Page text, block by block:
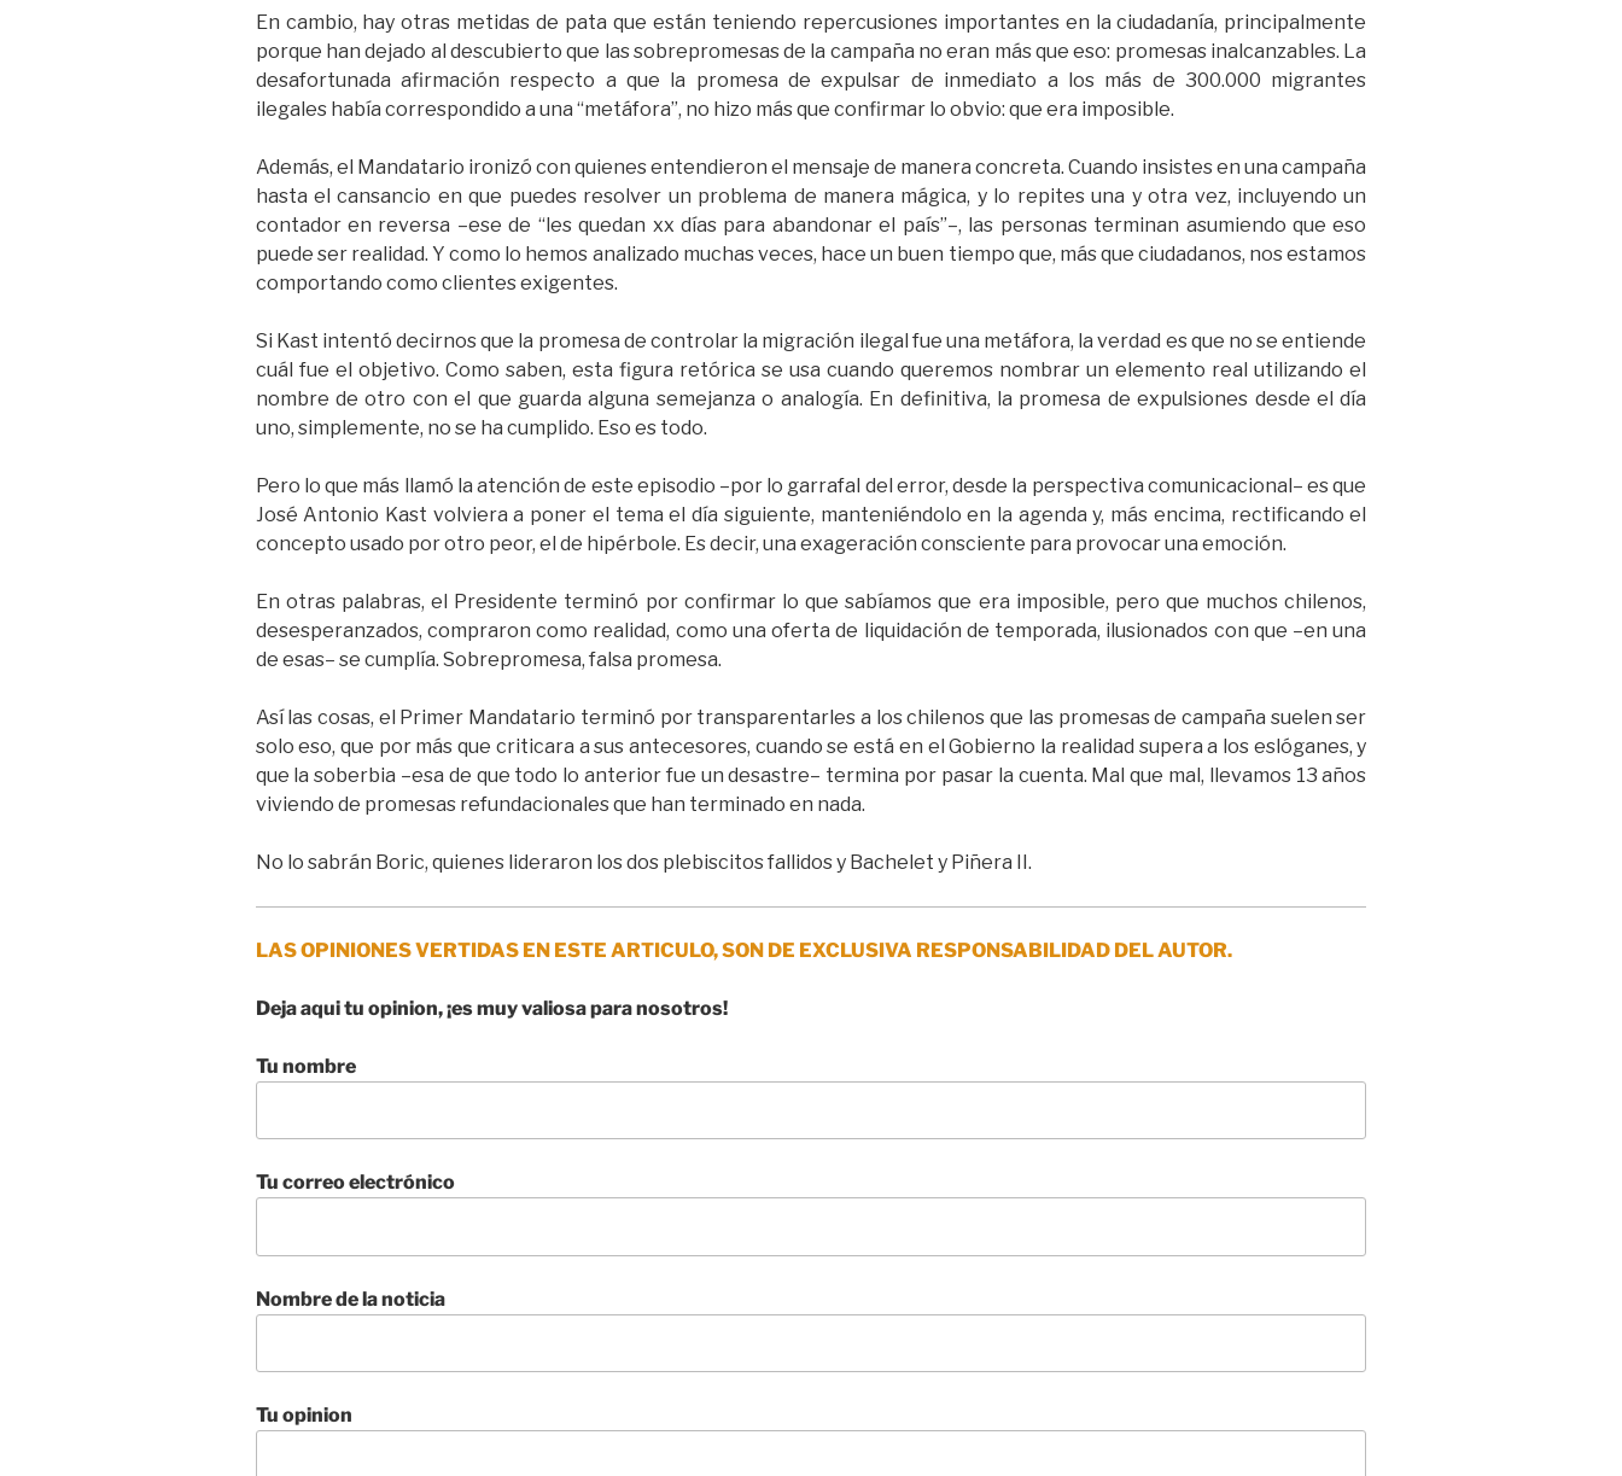
En cambio, hay otras metidas de pata que están teniendo repercusiones importantes en la ciudadanía, principalmente
porque han dejado al descubierto que las sobrepromesas de la campaña no eran más que eso: promesas inalcanzables. La
desafortunada afirmación respecto a que la promesa de expulsar de inmediato a los más de 300.000 migrantes
ilegales había correspondido a una “metáfora”, no hizo más que confirmar lo obvio: que era imposible.
Además, el Mandatario ironizó con quienes entendieron el mensaje de manera concreta. Cuando insistes en una campaña
hasta el cansancio en que puedes resolver un problema de manera mágica, y lo repites una y otra vez, incluyendo un
contador en reversa –ese de “les quedan xx días para abandonar el país”–, las personas terminan asumiendo que eso
puede ser realidad. Y como lo hemos analizado muchas veces, hace un buen tiempo que, más que ciudadanos, nos estamos
comportando como clientes exigentes.
Si Kast intentó decirnos que la promesa de controlar la migración ilegal fue una metáfora, la verdad es que no se entiende
cuál fue el objetivo. Como saben, esta figura retórica se usa cuando queremos nombrar un elemento real utilizando el
nombre de otro con el que guarda alguna semejanza o analogía. En definitiva, la promesa de expulsiones desde el día
uno, simplemente, no se ha cumplido. Eso es todo.
Pero lo que más llamó la atención de este episodio –por lo garrafal del error, desde la perspectiva comunicacional– es que
José Antonio Kast volviera a poner el tema el día siguiente, manteniéndolo en la agenda y, más encima, rectificando el
concepto usado por otro peor, el de hipérbole. Es decir, una exageración consciente para provocar una emoción.
En otras palabras, el Presidente terminó por confirmar lo que sabíamos que era imposible, pero que muchos chilenos,
desesperanzados, compraron como realidad, como una oferta de liquidación de temporada, ilusionados con que –en una
de esas– se cumplía. Sobrepromesa, falsa promesa.
Así las cosas, el Primer Mandatario terminó por transparentarles a los chilenos que las promesas de campaña suelen ser
solo eso, que por más que criticara a sus antecesores, cuando se está en el Gobierno la realidad supera a los eslóganes, y
que la soberbia –esa de que todo lo anterior fue un desastre– termina por pasar la cuenta. Mal que mal, llevamos 13 años
viviendo de promesas refundacionales que han terminado en nada.
No lo sabrán Boric, quienes lideraron los dos plebiscitos fallidos y Bachelet y Piñera II.
LAS OPINIONES VERTIDAS EN ESTE ARTICULO, SON DE EXCLUSIVA RESPONSABILIDAD DEL AUTOR.
Deja aqui tu opinion, ¡es muy valiosa para nosotros!
Tu nombre
Tu correo electrónico
Nombre de la noticia
Tu opinion